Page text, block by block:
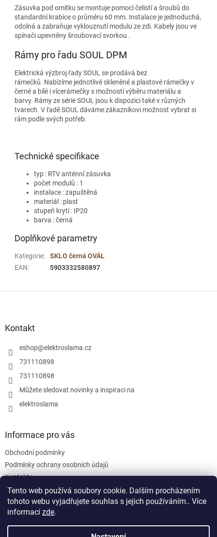
Tento web používá soubory cookie. Dalším procházením
tohoto webu vyjadřujete souhlas s jejich používáním.. Více
informací zde.
Zásuvka pod omítku se montuje pomocí čelistí a šroubů do
standardní krabice o průměru 60 mm. Instalace je jednoduchá,
odolná a zabraňuje vyklouznutí modulu ze zdi. Kabely jsou ve
spínači upevněny šroubovací svorkou .
Rámy pro řadu SOUL DPM
Elektrická výzbroj řady SOUL se prodává bez
rámečků. Nabízíme jednotlivé skleněné a plastové rámečky v
černé a bílé i vícerámečky s možností výběru materiálu a
barvy. Rámy ze série SOUL jsou k dispozici také v různých
tvarech. V řadě SOUL dáváme zákazníkovi možnost vybrat si
rám podle svých potřeb.
Technické specifikace
typ : RTV anténní zásuvka
počet modulů : 1
instalace : zapuštěná
materiál : plast
stupeň krytí : IP20
barva : černá
Doplňkové parametry
Kategorie:
SKLO černá OVÁL
EAN: 5903332580897
Kontakt
eshop@elektroslama.cz
731110898
731110898
Můžete sledovat novinky a inspiraci na
elektroslama
Informace pro vás
Obchodní podmínky
Podmínky ochrany osobních údajů
Kontakty